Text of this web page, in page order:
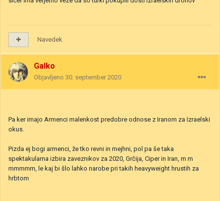
Navedek
Galko
Objavljeno 30. september 2020
Pa ker imajo Armenci malenkost predobre odnose z Iranom za Izraelski
okus.
Pizda ej bogi armenci, že tko revni in mejhni, pol pa še taka
spektakularna izbira zaveznikov za 2020, Grčija, Ciper in Iran, m m
mmmmm, le kaj bi šlo lahko narobe pri takih heavyweight hrustih za
hrbtom